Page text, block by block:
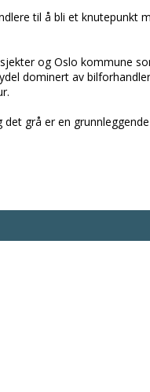
til å bli et knutepunkt
og Oslo kommune
dominert av
grå er en grunnleggende